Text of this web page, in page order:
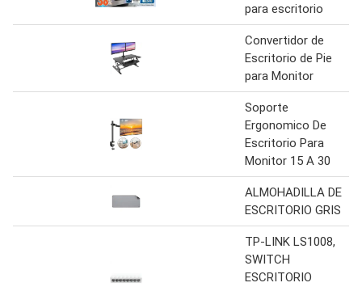
para escritorio
Convertidor de
Escritorio de Pie
para Monitor
Soporte
Ergonomico De
Escritorio Para
Monitor 15 A 30
ALMOHADILLA DE
ESCRITORIO GRIS
TP-LINK LS1008,
SWITCH
ESCRITORIO